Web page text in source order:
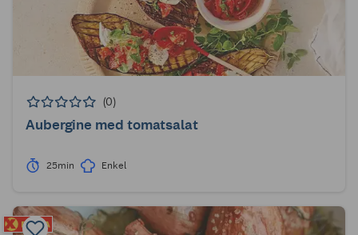
(0)
Aubergine med tomatsalat
25min Enkel